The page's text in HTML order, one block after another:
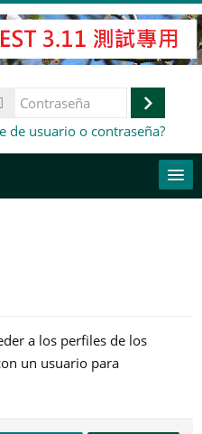
de usuario o contraseña?
a los perfiles de los
un usuario para